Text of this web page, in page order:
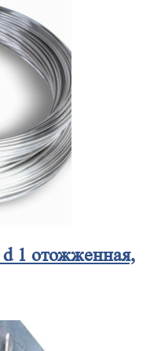
1 отожженная,